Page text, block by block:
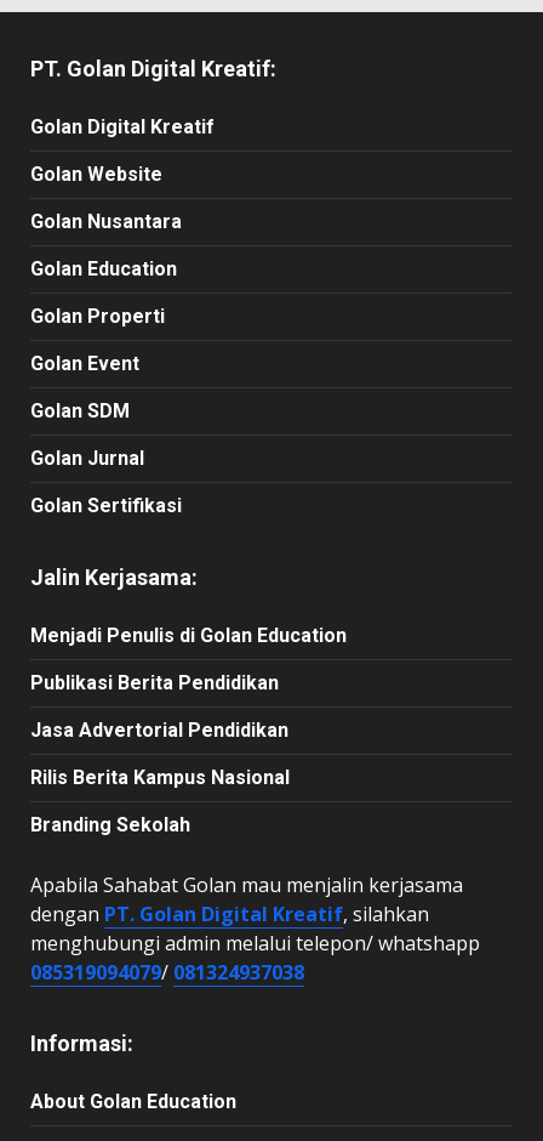
PT. Golan Digital Kreatif:
Golan Digital Kreatif
Golan Website
Golan Nusantara
Golan Education
Golan Properti
Golan Event
Golan SDM
Golan Jurnal
Golan Sertifikasi
Jalin Kerjasama:
Menjadi Penulis di Golan Education
Publikasi Berita Pendidikan
Jasa Advertorial Pendidikan
Rilis Berita Kampus Nasional
Branding Sekolah
Apabila Sahabat Golan mau menjalin kerjasama
dengan PT. Golan Digital Kreatif, silahkan
menghubungi admin melalui telepon/ whatshapp
085319094079/ 081324937038
Informasi:
About Golan Education